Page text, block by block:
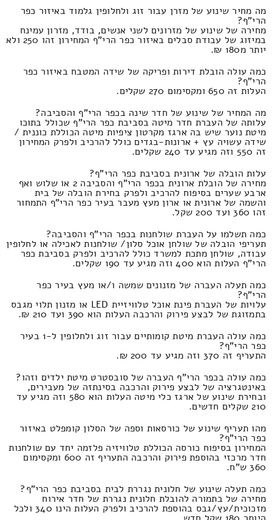
מה מחיר שינוע של מזרן עבור זוג ולחלופין גלמוד באיזור כפר
הרי"ף?
מחירה של שינוע של מזרונים לשני אנשים, בודד, מזרון עמינח
במיזוג של עבודת סבלים באיזור כפר הרי"ף המחירון זהו 250 ולא
יותר מ180 ₪.
כמה עולה הובלת דירות ופריקה של שידה המטבח באיזור כפר
הרי"ף?
העלות זה 650 ומקסימום 270 שקלים.
מה המחיר של שינוע של חדר שינה בכפר הרי"ף והסביבה?
עלותה של העברת חדר מיטה בסביבת כפר הרי"ף שכולל בתוכו
מיטת נוער שיש בה ארגז מקרטון ציפיות מיטה הכוללת כוננית /
שידה עשויה עץ + ארונות-בגדים כולל להרכיב ולפרק המחירון
זה 550 וזה מגיע עד 240 שקלים.
עלות הובלה של ארונית בסביבת כפר הרי"ף?
מחירה של הובלת ארונית בכפר הרי"ף והסביבה 2 או שלוש ואף
ארבע שערים בסיפוח להרכיב ולפרק בחירת הובלה של בית
והשמה של ארונית או ארון מעץ מעבר בעיר כפר הרי"ף התמחור
זהו 360 ועד 200 שקל.
כמה תשלמו על העברת שולחנות בכפר הרי"ף והסביבה?
תעריפי הובלה של שולחן אוכל סלון/ שולחנות לאכילה או לחלופין
עבודה, שולחן מתכת למשרד כולל להרכיב ולפרק בסביבת כפר
הרי"ף העלות הוא 400 וזה מגיע עד 190 שקלים.
כמה תעלה העברה של מזנונים שמשה ו/או מעץ בעיר כפר
הרי"ף?
עלויות של העברת פינת אוכל טלוויזיית LED או מזנון תלוי מגבס
בתמזוגת של לבצע פירוק והרכבה העלות הוא 390 ועד 210 ₪.
כמה עולה העברת מיטת קומותיים עבור זוג ולחלופין ל-1 בעיר
כפר הרי"ף?
התעריף זה 370 וזה מגיע עד 200 ₪.
כמה עולה בכפר הרי"ף העברה של סובסטרט מיטת ילדים וזהו?
באינטגרציה של לבצע פירוק והרכבה בסינתזה של מעבירים,
ובחירת שינוע של ארגז כלי מיטה העלות הוא 580 וזה מגיע עד
210 שקלים חדשים.
מהו תעריף שינוע של כורסאות וספה של הסלון קומפלט באיזור
כפר הרי"ף?
המחירון בסיפוח כורסה הכוללת טלוויזיה פלזמה יחד עם שולחנות
חדר מרכזי בהוספת פירוק והרכבה התעריף זה 600 ומקסימום
360 ש"ח.
כמה תעלה שינוע של חלונית נגררת לבית בסביבת כפר הרי"ף?
מחירה של בתמורה להובלת חלונית נגררת של חדר אירוח
מזכוכית/עץ/גבס בהוספת להרכיב ולפרק העלות הינו 340 ולכל